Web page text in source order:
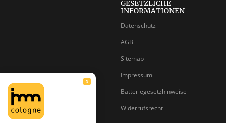
X
GESETZLICHE
INFORMATIONEN
Datenschutz
AGB
Sitemap
Impressum
Batteriegesetzhinweise
Widerrufsrecht